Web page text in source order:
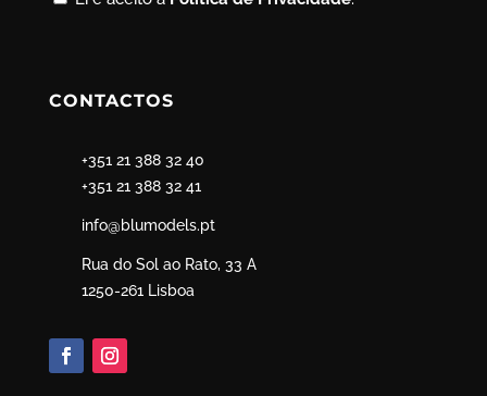
CONTACTOS
+351 21 388 32 40
+351 21 388 32 41
info@blumodels.pt
Rua do Sol ao Rato, 33 A
1250-261 Lisboa